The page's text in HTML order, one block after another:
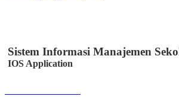
Sistem Informasi Manajemen
IOS Application